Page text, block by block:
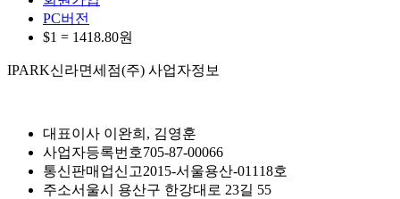
PC버전
$1 = 1418.80원
IPARK신라면세점(주) 사업자정보
대표이사 이완희, 김영훈
사업자등록번호705-87-00066
통신판매업신고2015-서울용산-01118호
주소서울시 용산구 한강대로 23길 55